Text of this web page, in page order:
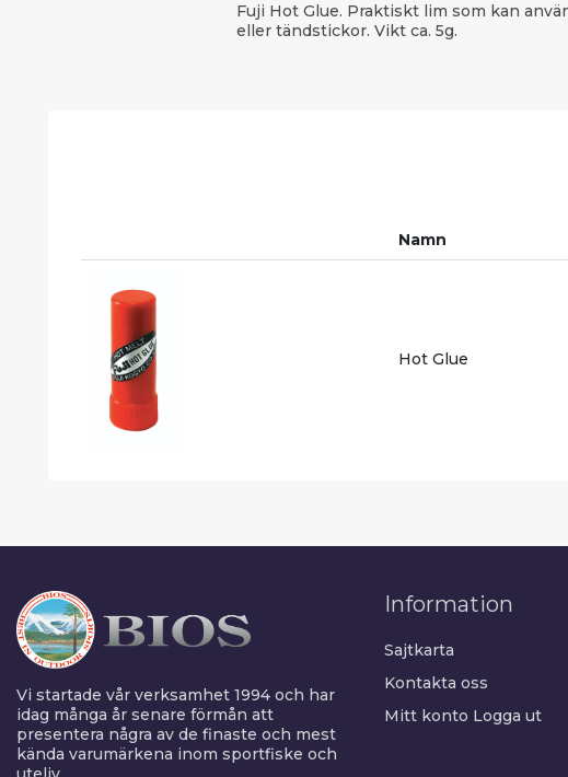
Fuji Hot Glue. Praktiskt lim som kan
eller tändstickor. Vikt ca. 5g.
Namn
Hot Glue
Vi startade vår verksamhet 1994 och har
idag många år senare förmån att
presentera några av de finaste och mest
kända varumärkena inom sportfiske och
Information
Sajtkarta
Kontakta oss
Mitt konto Logga ut